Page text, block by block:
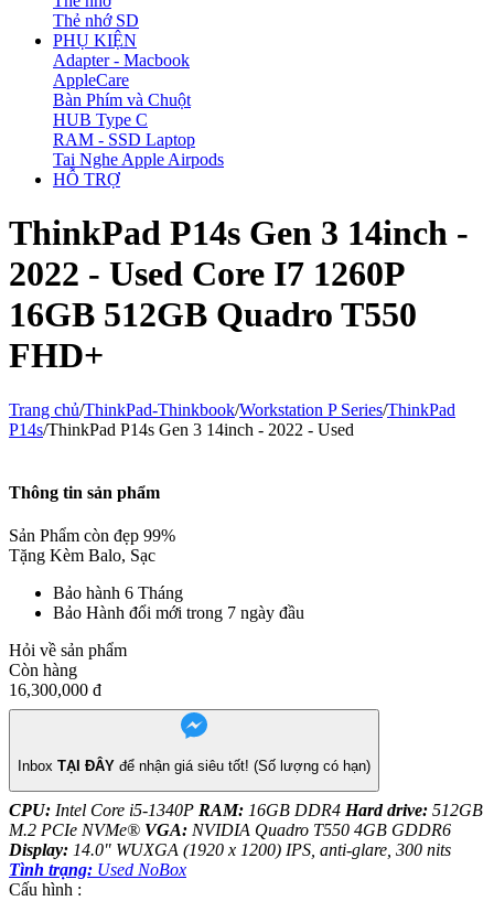
Thẻ nhớ SD
PHỤ KIỆN
Adapter - Macbook
AppleCare
Bàn Phím và Chuột
HUB Type C
RAM - SSD Laptop
Tai Nghe Apple Airpods
HỖ TRỢ
ThinkPad P14s Gen 3 14inch -
2022 - Used Core I7 1260P
16GB 512GB Quadro T550
FHD+
Trang chủ/ThinkPad-Thinkbook/Workstation P Series/ThinkPad
P14s/ThinkPad P14s Gen 3 14inch - 2022 - Used
Thông tin sản phẩm
Sản Phẩm còn đẹp 99%
Tặng Kèm Balo, Sạc
Bảo hành 6 Tháng
Bảo Hành đổi mới trong 7 ngày đầu
Hỏi về sản phẩm
Còn hàng
16,300,000 đ
Inbox TẠI ĐÂY để nhận giá siêu tốt! (Số lượng có hạn)
CPU: Intel Core i5-1340P RAM: 16GB DDR4 Hard drive: 512GB
M.2 PCIe NVMe® VGA: NVIDIA Quadro T550 4GB GDDR6
Display: 14.0" WUXGA (1920 x 1200) IPS, anti-glare, 300 nits
Tình trạng: Used NoBox
Cấu hình :